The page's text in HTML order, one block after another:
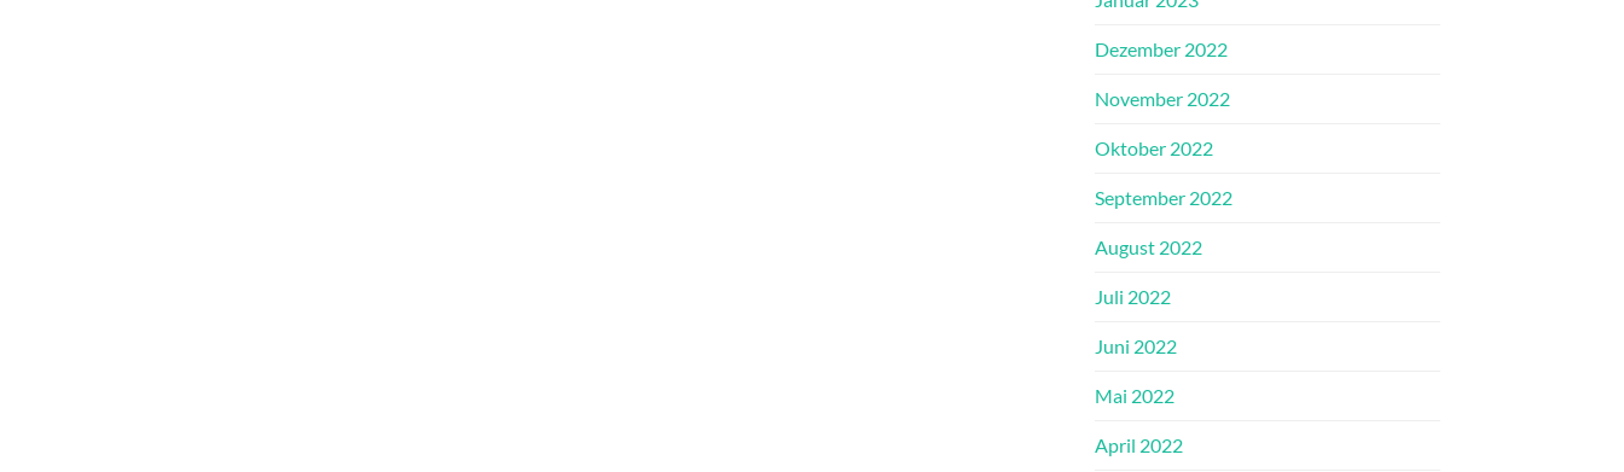
Dezember 2022
November 2022
Oktober 2022
September 2022
August 2022
Juli 2022
Juni 2022
Mai 2022
April 2022